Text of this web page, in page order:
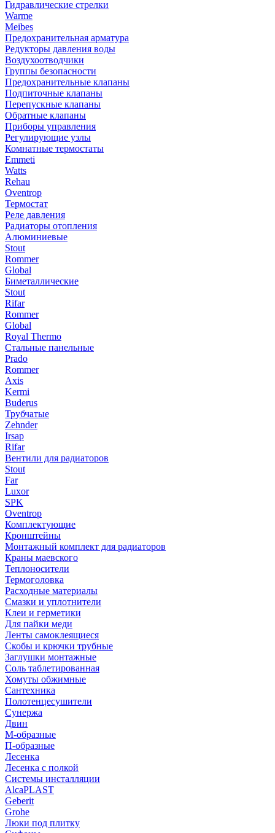
Гидравлические стрелки
Warme
Meibes
Предохранительная арматура
Редукторы давления воды
Воздухоотводчики
Группы безопасности
Предохранительные клапаны
Подпиточные клапаны
Перепускные клапаны
Обратные клапаны
Приборы управления
Регулирующие узлы
Комнатные термостаты
Emmeti
Watts
Rehau
Oventrop
Термостат
Реле давления
Радиаторы отопления
Алюминиевые
Stout
Rommer
Global
Биметаллические
Stout
Rifar
Rommer
Global
Royal Thermo
Стальные панельные
Prado
Rommer
Axis
Kermi
Buderus
Трубчатые
Zehnder
Irsap
Rifar
Вентили для радиаторов
Stout
Far
Luxor
SPK
Oventrop
Комплектующие
Кронштейны
Монтажный комплект для радиаторов
Краны маевского
Теплоносители
Термоголовка
Расходные материалы
Смазки и уплотнители
Клеи и герметики
Для пайки меди
Ленты самоклеящиеся
Скобы и крючки трубные
Заглушки монтажные
Соль таблетированная
Хомуты обжимные
Сантехника
Полотенцесушители
Сунержа
Двин
М-образные
П-образные
Лесенка
Лесенка с полкой
Системы инсталляции
AlcaPLAST
Geberit
Grohe
Люки под плитку